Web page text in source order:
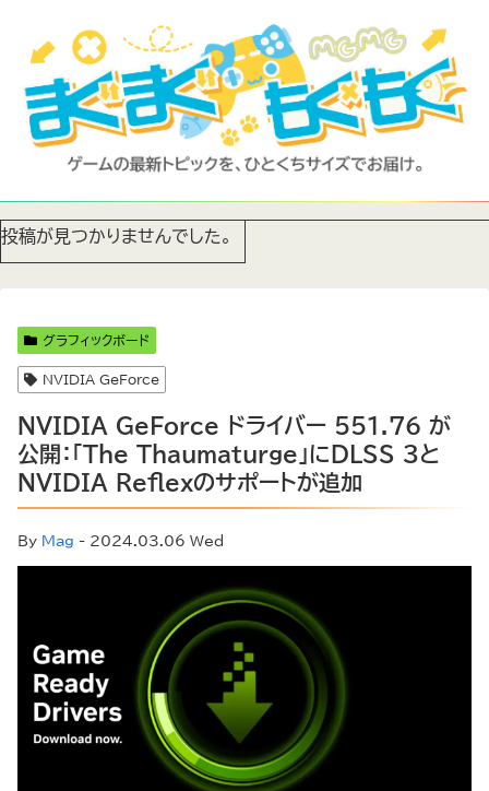
投稿が見つかりませんでした。
グラフィックボード
NVIDIA GeForce
NVIDIA GeForce ドライバー 551.76 が
公開：「The Thaumaturge」にDLSS 3と
NVIDIA Reflexのサポートが追加
By Mag - 2024.03.06 Wed